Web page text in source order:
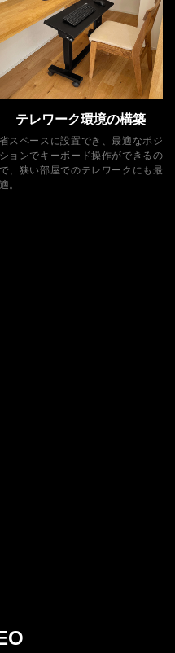
テレワーク環境の構築
省スペースに設置でき、最適なポジ
ションでキーボード操作ができるの
で、狭い部屋でのテレワークにも最
適。